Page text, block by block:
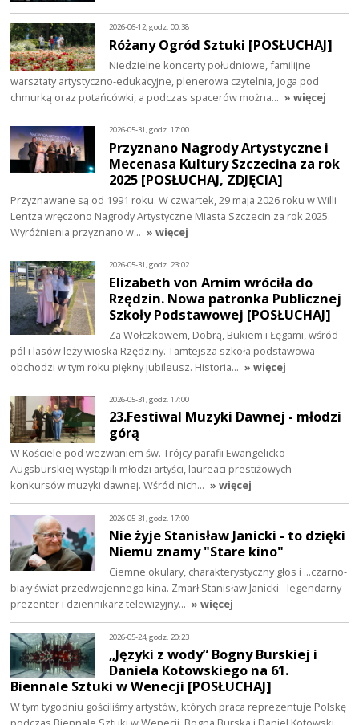
2026-06-12, godz. 00:38
Różany Ogród Sztuki [POSŁUCHAJ]
Niedzielne koncerty południowe, familijne
warsztaty artystyczno-edukacyjne, plenerowa czytelnia, joga pod
chmurką oraz potańcówki, a podczas spacerów można… » więcej
2026-05-31, godz. 17:00
Przyznano Nagrody Artystyczne i
Mecenasa Kultury Szczecina za rok
2025 [POSŁUCHAJ, ZDJĘCIA]
Przyznawane są od 1991 roku. W czwartek, 29 maja 2026 roku w Willi
Lentza wręczono Nagrody Artystyczne Miasta Szczecin za rok 2025.
Wyróżnienia przyznano w… » więcej
2026-05-31, godz. 23:02
Elizabeth von Arnim wróciła do
Rzędzin. Nowa patronka Publicznej
Szkoły Podstawowej [POSŁUCHAJ]
Za Wołczkowem, Dobrą, Bukiem i Łęgami, wśród
pól i lasów leży wioska Rzędziny. Tamtejsza szkoła podstawowa
obchodzi w tym roku piękny jubileusz. Historia… » więcej
2026-05-31, godz. 17:00
23.Festiwal Muzyki Dawnej - młodzi
górą
W Kościele pod wezwaniem św. Trójcy parafii Ewangelicko-
Augsburskiej wystąpili młodzi artyści, laureaci prestiżowych
konkursów muzyki dawnej. Wśród nich… » więcej
2026-05-31, godz. 17:00
Nie żyje Stanisław Janicki - to dzięki
Niemu znamy "Stare kino"
Ciemne okulary, charakterystyczny głos i ...czarno-
biały świat przedwojennego kina. Zmarł Stanisław Janicki - legendarny
prezenter i dziennikarz telewizyjny… » więcej
2026-05-24, godz. 20:23
„Języki z wody” Bogny Burskiej i
Daniela Kotowskiego na 61.
Biennale Sztuki w Wenecji [POSŁUCHAJ]
W tym tygodniu gościliśmy artystów, których praca reprezentuje Polskę